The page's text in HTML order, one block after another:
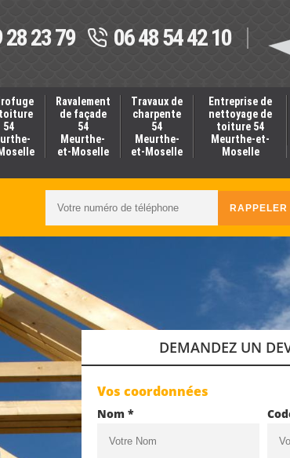
28 23 79 06 48 54 42 10
54
Ravalement
de façade
54
Meurthe-
et-Moselle
Travaux de
charpente
54
Meurthe-
et-Moselle
Entreprise de
nettoyage de
toiture 54
Meurthe-et-
Moselle
DEMANDEZ UN
Vos coordonnées
Nom *